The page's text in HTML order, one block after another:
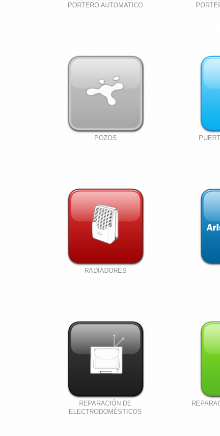
PORTERO AUTOMATICO
POZOS
RADIADORES
REPARACIÓN DE
ELECTRODOMÉSTICOS